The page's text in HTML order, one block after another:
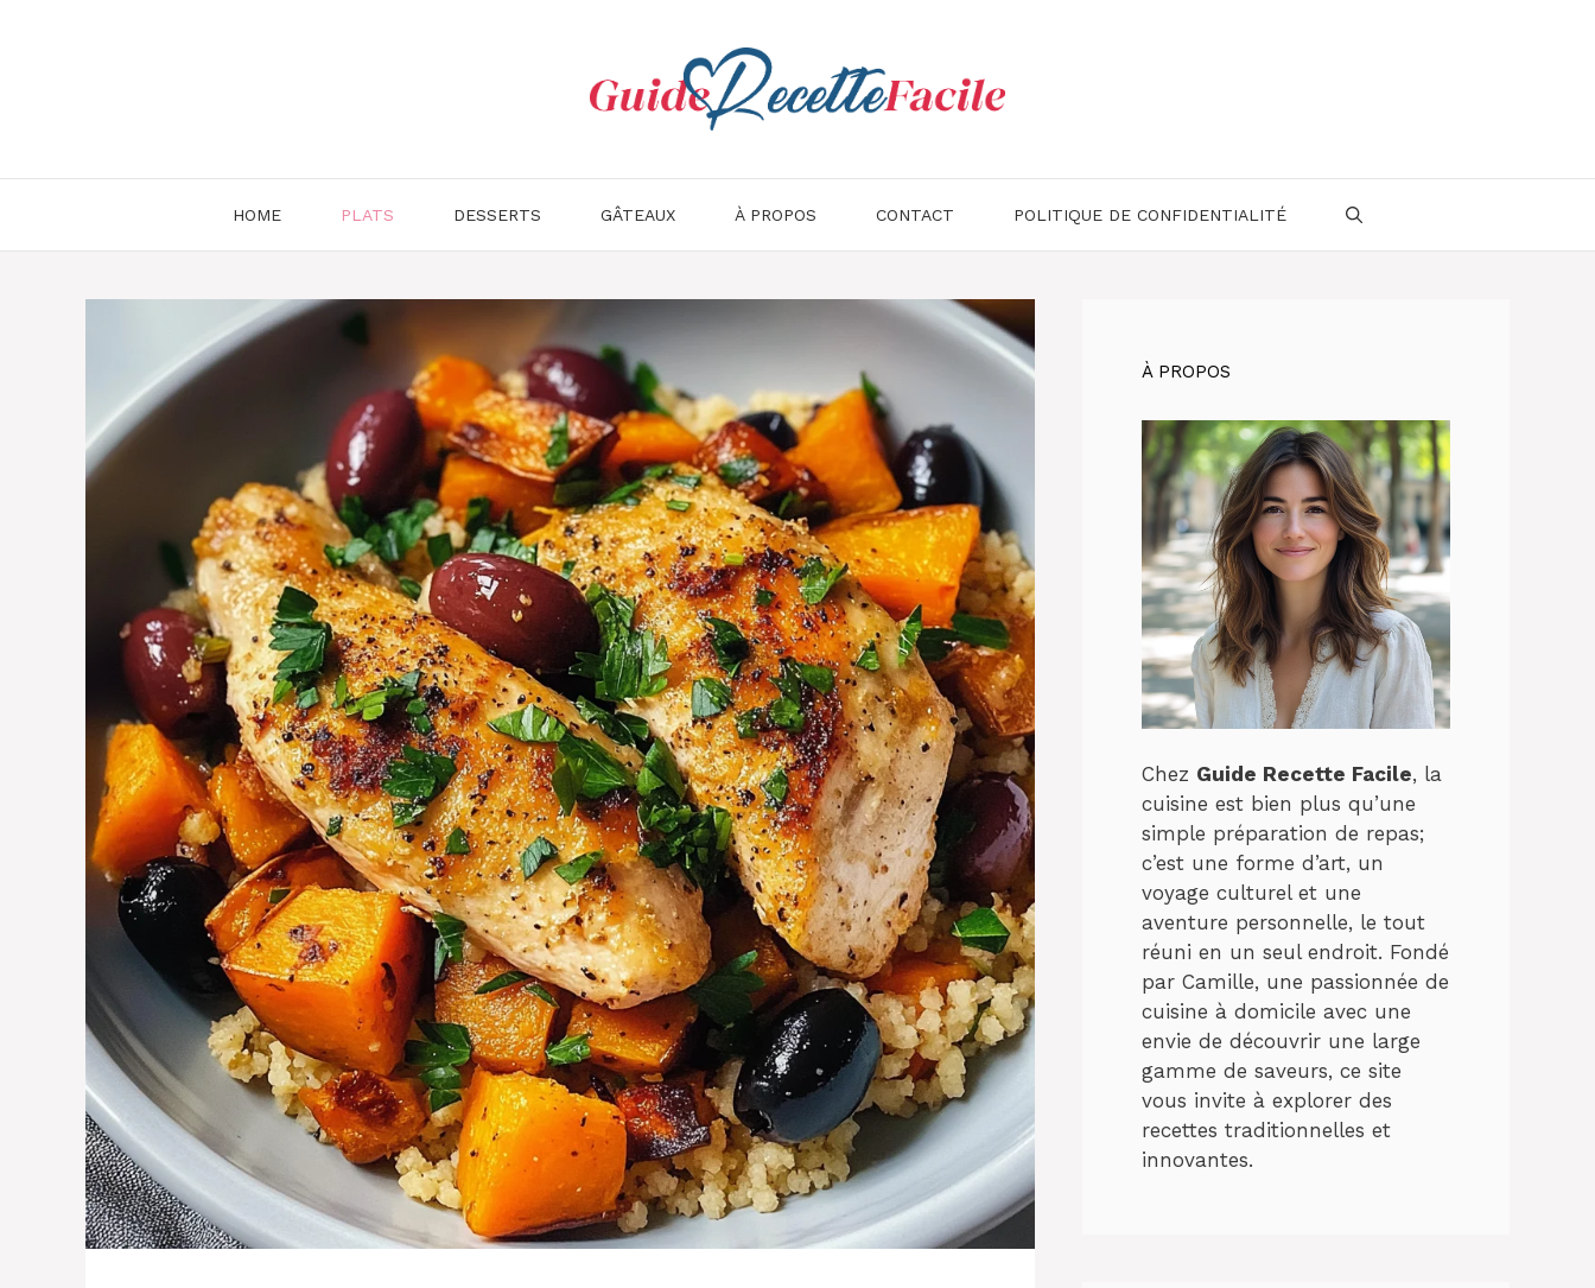
HOME PLATS DESSERTS GÂTEAUX À PROPOS CONTACT POLITIQUE DE CONFIDENTIALITÉ
À PROPOS
Chez Guide Recette Facile, la
cuisine est bien plus qu’une
simple préparation de repas;
c’est une forme d’art, un
voyage culturel et une
aventure personnelle, le tout
réuni en un seul endroit. Fondé
par Camille, une passionnée de
cuisine à domicile avec une
envie de découvrir une large
gamme de saveurs, ce site
vous invite à explorer des
recettes traditionnelles et
innovantes.